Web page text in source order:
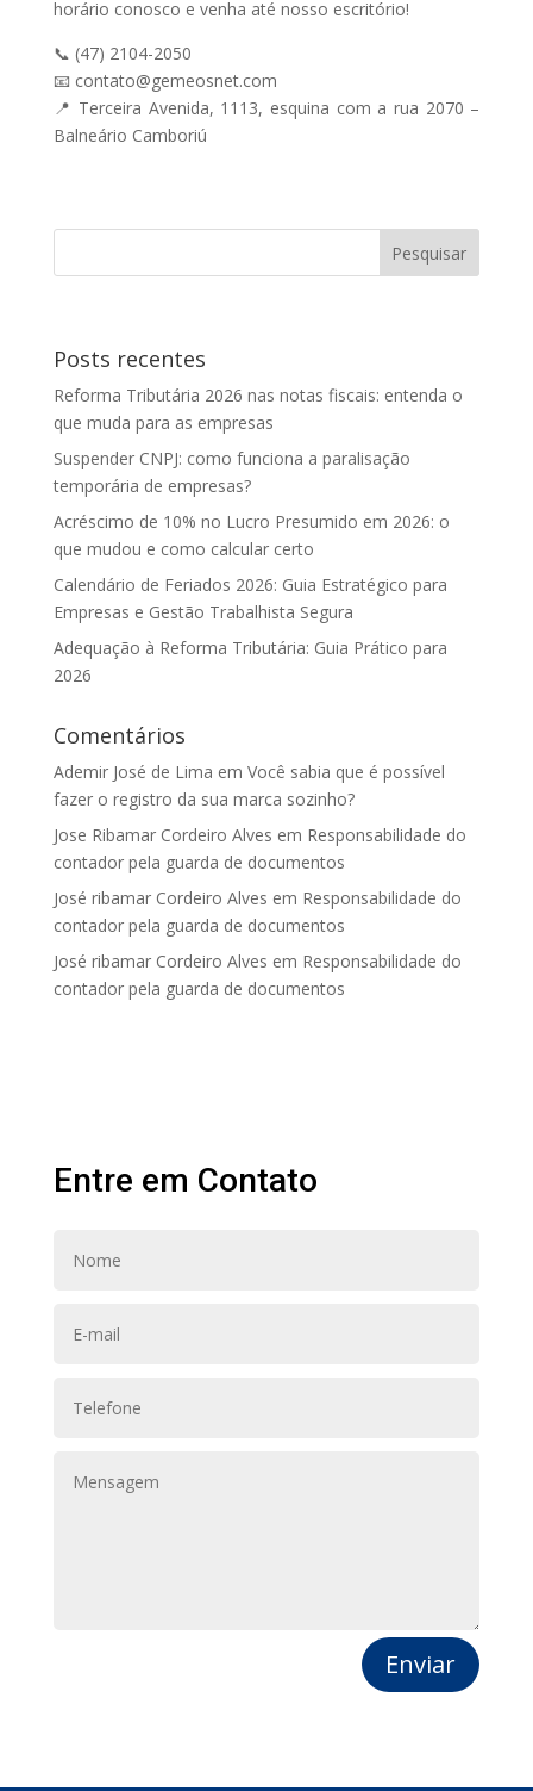
horário conosco e venha até nosso escritório!
📞 (47) 2104-2050
📧 contato@gemeosnet.com
📍 Terceira Avenida, 1113, esquina com a rua 2070 –
Balneário Camboriú
Posts recentes
Reforma Tributária 2026 nas notas fiscais: entenda o
que muda para as empresas
Suspender CNPJ: como funciona a paralisação
temporária de empresas?
Acréscimo de 10% no Lucro Presumido em 2026: o
que mudou e como calcular certo
Calendário de Feriados 2026: Guia Estratégico para
Empresas e Gestão Trabalhista Segura
Adequação à Reforma Tributária: Guia Prático para
2026
Comentários
Ademir José de Lima em Você sabia que é possível
fazer o registro da sua marca sozinho?
Jose Ribamar Cordeiro Alves em Responsabilidade do
contador pela guarda de documentos
José ribamar Cordeiro Alves em Responsabilidade do
contador pela guarda de documentos
José ribamar Cordeiro Alves em Responsabilidade do
contador pela guarda de documentos
Entre em Contato
Enviar